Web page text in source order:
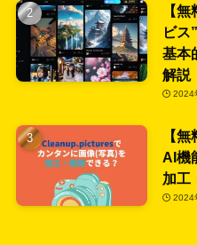
【
ビス
基本
解説
2024
【
AI機
加工
2024